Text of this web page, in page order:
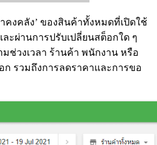
งคลัง’ ของสินค้าทั้งหมดที่เปิดใช้
ะผ่านการปรับเปลี่ยนสต็อกใด ๆ
ช่วงเวลา ร้านค้า พนักงาน หรือ
ก รวมถึงการลดราคาและการขอ